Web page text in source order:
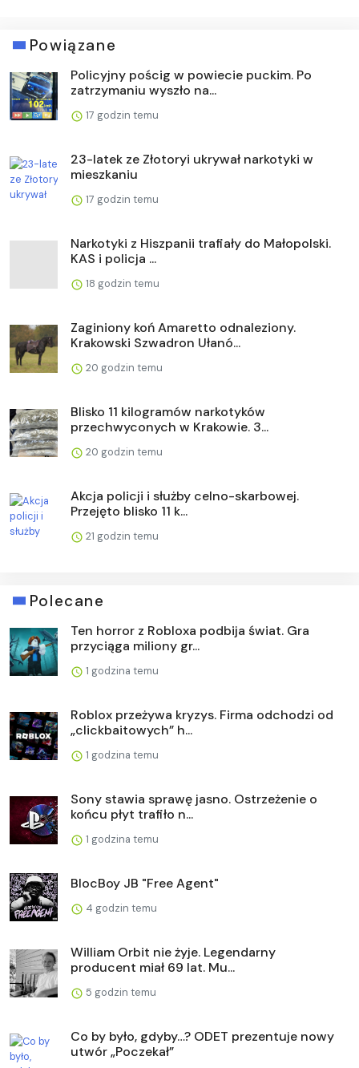
Powiązane
Policyjny pościg w powiecie puckim. Po
zatrzymaniu wyszło na...
17 godzin temu
23-latek ze Złotoryi ukrywał narkotyki w
mieszkaniu
17 godzin temu
Narkotyki z Hiszpanii trafiały do Małopolski.
KAS i policja ...
18 godzin temu
Zaginiony koń Amaretto odnaleziony.
Krakowski Szwadron Ułanó...
20 godzin temu
Blisko 11 kilogramów narkotyków
przechwyconych w Krakowie. 3...
20 godzin temu
Akcja policji i służby celno-skarbowej.
Przejęto blisko 11 k...
21 godzin temu
Polecane
Ten horror z Robloxa podbija świat. Gra
przyciąga miliony gr...
1 godzina temu
Roblox przeżywa kryzys. Firma odchodzi od
„clickbaitowych” h...
1 godzina temu
Sony stawia sprawę jasno. Ostrzeżenie o
końcu płyt trafiło n...
1 godzina temu
BlocBoy JB "Free Agent"
4 godzin temu
William Orbit nie żyje. Legendarny
producent miał 69 lat. Mu...
5 godzin temu
Co by było, gdyby…? ODET prezentuje nowy
utwór „Poczekał”